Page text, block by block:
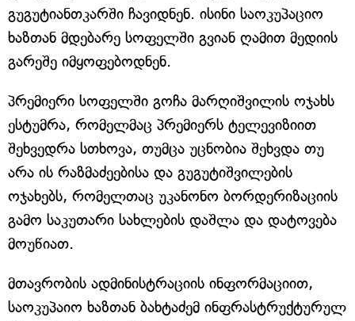
გუგუტიანთკარში ჩავიდნენ. ისინი საოკუპაციო
ხაზთან მდებარე სოფელში გვიან ღამით მედიის
გარეშე იმყოფებოდნენ.
პრემიერი სოფელში გოჩა მარღიშვილის ოჯახს
ესტუმრა, რომელმაც პრემიერს ტელევიზიით
შეხვედრა სთხოვა, თუმცა უცნობია შეხვდა თუ
არა ის რაზმაძეებისა და გუგუტიშვილების
ოჯახებს, რომელთაც უკანონო ბორდერიზაციის
გამო საკუთარი სახლების დაშლა და დატოვება
მოუწიათ.
მთავრობის ადმინისტრაციის ინფორმაციით,
საოკუპაიო ხაზთან ბახტაძემ ინფრასტრუქტურულ